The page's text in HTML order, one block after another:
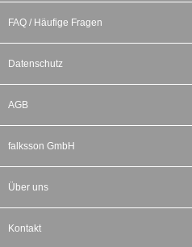
FAQ / Häufige Fragen
Datenschutz
AGB
falksson GmbH
Über uns
Kontakt